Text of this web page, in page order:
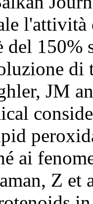
l'attività
del
JM
ai
Z et